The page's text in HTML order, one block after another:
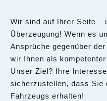
Wir sind auf Ihrer Seite –
Überzeugung! Wenn es
Ansprüche gegenüber
wir Ihnen als
Unser Ziel? Ihre
sicherzustellen, dass Sie
Fahrzeugs erhalten!